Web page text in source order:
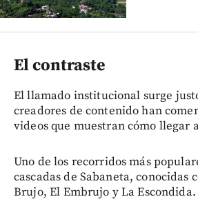
El contraste
El llamado institucional surge
creadores de contenido han
videos que muestran cómo llegar
Uno de los recorridos más
cascadas de Sabaneta, conocidas
Brujo, El Embrujo y La Escondida.